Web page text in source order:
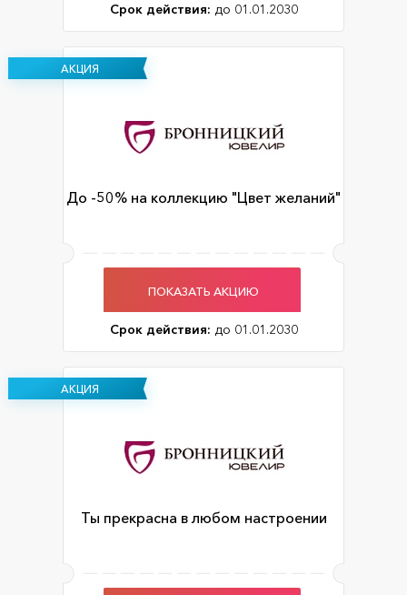
Срок действия: до 01.01.2030
АКЦИЯ
До -50% на коллекцию "Цвет желаний"
ПОКАЗАТЬ АКЦИЮ
Срок действия: до 01.01.2030
АКЦИЯ
Ты прекрасна в любом настроении